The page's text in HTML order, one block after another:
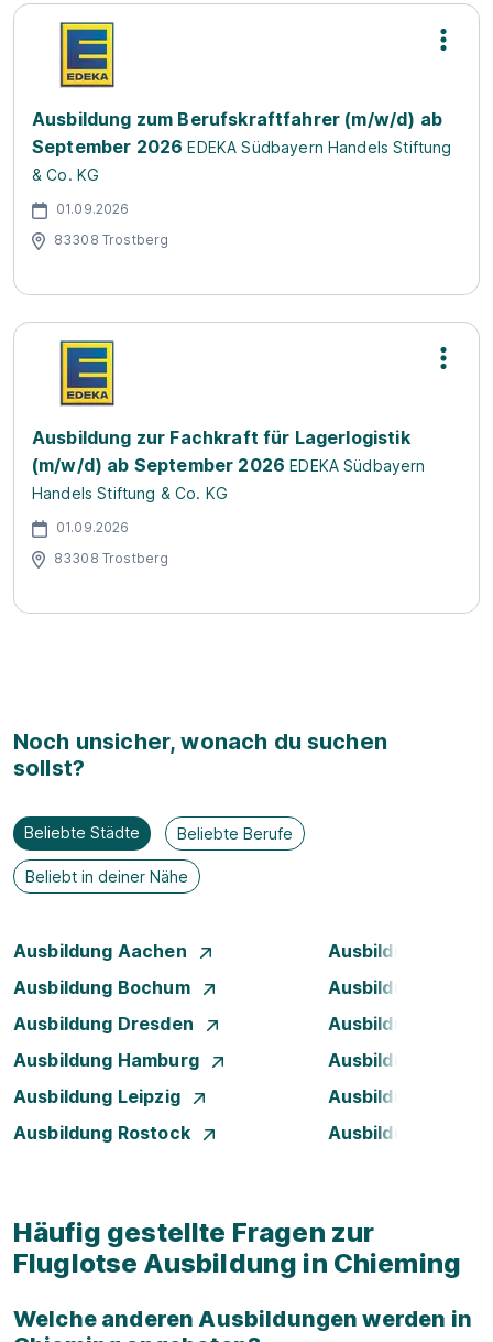
Ausbildung zum Berufskraftfahrer (m/w/d) ab
September 2026 EDEKA Südbayern Handels Stiftung
& Co. KG
01.09.2026
83308 Trostberg
Ausbildung zur Fachkraft für Lagerlogistik
(m/w/d) ab September 2026 EDEKA Südbayern
Handels Stiftung & Co. KG
01.09.2026
83308 Trostberg
Noch unsicher, wonach du suchen
sollst?
Beliebte Städte Beliebte Berufe
Beliebt in deiner Nähe
Ausbildung Aachen
Ausbildung
Ausbildung Bochum
Ausbildung Bonn
Ausbildung Dresden
Ausbildung
Ausbildung Hamburg
Ausbildung
Ausbildung Leipzig
Ausbildung
Ausbildung Rostock
Ausbildung
Häufig gestellte Fragen zur
Fluglotse Ausbildung in Chieming
Welche anderen Ausbildungen werden in